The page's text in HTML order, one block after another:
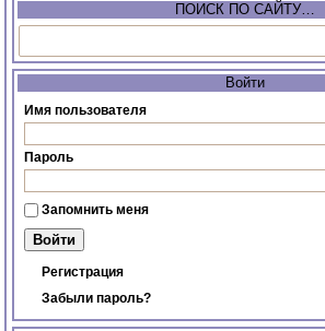
ПОИСК ПО САЙТУ…
Войти
Имя пользователя
Пароль
Запомнить меня
Регистрация
Забыли пароль?